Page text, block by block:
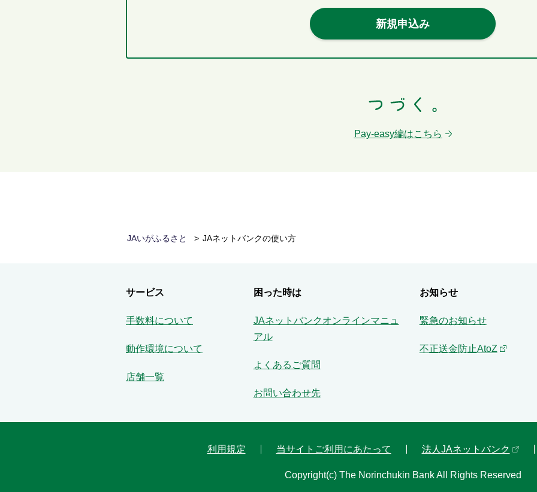
新規申込み
Pay-easy編はこちら
JAいがふるさと JAネットバンクの使い方
サービス
手数料について
動作環境について
店舗一覧
困った時は
JAネットバンクオンラインマニュ
アル
よくあるご質問
お問い合わせ先
お知らせ
緊急のお知らせ
不正送金防止AtoZ
利用規定 当サイトご利用にあたって 法人JAネットバンク
Copyright(c) The Norinchukin Bank All Rights Reserved